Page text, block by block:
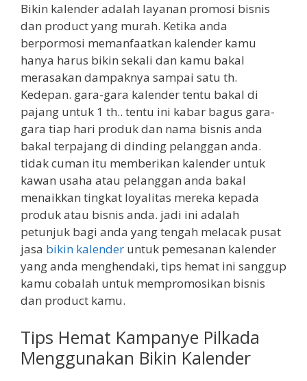
Bikin kalender adalah layanan promosi bisnis
dan product yang murah. Ketika anda
berpormosi memanfaatkan kalender kamu
hanya harus bikin sekali dan kamu bakal
merasakan dampaknya sampai satu th.
Kedepan. gara-gara kalender tentu bakal di
pajang untuk 1 th.. tentu ini kabar bagus gara-
gara tiap hari produk dan nama bisnis anda
bakal terpajang di dinding pelanggan anda.
tidak cuman itu memberikan kalender untuk
kawan usaha atau pelanggan anda bakal
menaikkan tingkat loyalitas mereka kepada
produk atau bisnis anda. jadi ini adalah
petunjuk bagi anda yang tengah melacak pusat
jasa bikin kalender untuk pemesanan kalender
yang anda menghendaki, tips hemat ini sanggup
kamu cobalah untuk mempromosikan bisnis
dan product kamu.
Tips Hemat Kampanye Pilkada
Menggunakan Bikin Kalender